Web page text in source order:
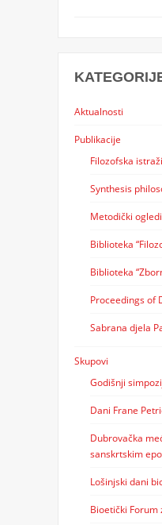
Aktualnosti
Publikacije
Filozofska
Synthesis
Metodički ogledi
Biblioteka
Biblioteka
Proceedings of
Sabrana djela
Skupovi
Godišnji
Dani Frane
Dubrovačka
sanskrtskim
Lošinjski dani
Bioetički Forum